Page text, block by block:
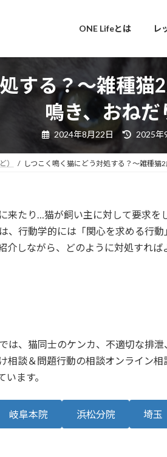
ONE Lifeとは レ
する？～雑種
鳴き、おねだ
2024年8月22日
最
新
日
2025年
） しつこく鳴く猫にどう対処する？～雑種猫
来たり…猫が飼い主に対して要求を
、行動学的には「関心を求める行動
介しながら、どのように対処すれば
は、猫同士のケンカ、不適切な排泄
相談＆問題行動の相談オンライン相
ます。
岐阜本院 浜松分院 埼玉